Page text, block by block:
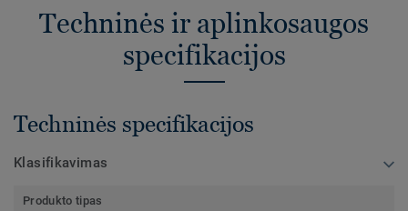
Techninės ir aplinkosaugos
specifikacijos
Techninės specifikacijos
Klasifikavimas
Produkto tipas